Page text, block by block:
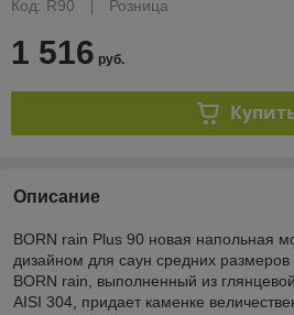
Код: R90
Розница
1 516 руб.
Описание
BORN rain Plus 90 новая напольная
дизайном для саун средних
BORN rain, выполненный из
AISI 304, придает каменке